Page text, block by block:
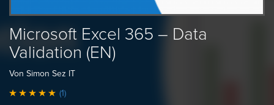
Microsoft Excel 365 – Data
Validation (EN)
Von Simon Sez IT
(1)